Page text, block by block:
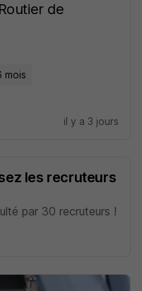
de
mois
il y a 3 jours
les recruteurs
par 30 recruteurs !